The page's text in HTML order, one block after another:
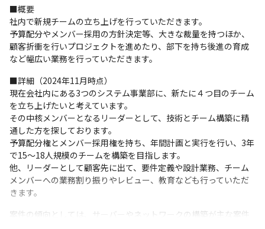
■概要
社内で新規チームの立ち上げを行っていただきます。
予算配分やメンバー採用の方針決定等、大きな裁量を持つほか、
顧客折衝を行いプロジェクトを進めたり、部下を持ち後進の育成
など幅広い業務を行っていただきます。
■詳細（2024年11月時点）
現在会社内にある3つのシステム事業部に、新たに４つ目のチーム
を立ち上げたいと考えています。
その中核メンバーとなるリーダーとして、技術とチーム構築に精
通した方を探しております。
予算配分権とメンバー採用権を持ち、年間計画と実行を行い、3年
で15～18人規模のチームを構築を目指します。
他、リーダーとして顧客先に出て、要件定義や設計業務、チーム
メンバーへの業務割り振りやレビュー、教育なども行っていただ
きます。
案件の傾向としては、サーバーやネットワークの構築が主な案件